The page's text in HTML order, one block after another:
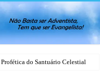
Profética do Santuário Celestial